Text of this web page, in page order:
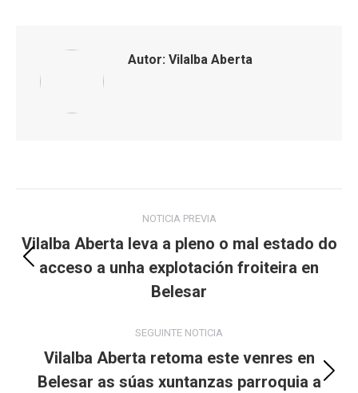
Autor: Vilalba Aberta
navigation
NOTICIA PREVIA
Previous
post:
Vilalba Aberta leva a pleno o mal estado do
acceso a unha explotación froiteira en
Belesar
SEGUINTE NOTICIA
Next
Vilalba Aberta retoma este venres en
Belesar as súas xuntanzas parroquia a